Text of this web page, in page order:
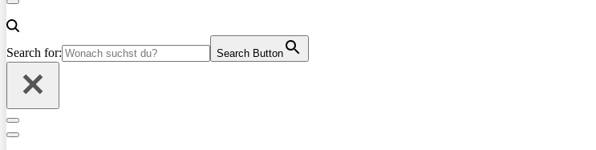
Navigationsmenü
Search for: Search Button
Navigationsmenü
Navigationsmenü